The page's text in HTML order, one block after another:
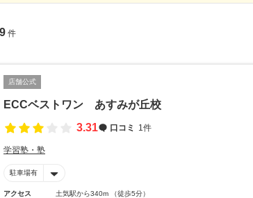
件
店舗公式
ECCベストワン あすみが丘校
3.31
口コミ 1件
学習塾・塾
駐車場有
アクセス 土気駅から340m （徒歩5分）